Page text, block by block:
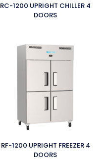
RC-1200 UPRIGHT CHILLER 4
DOORS
RF-1200 UPRIGHT FREEZER 4
DOORS